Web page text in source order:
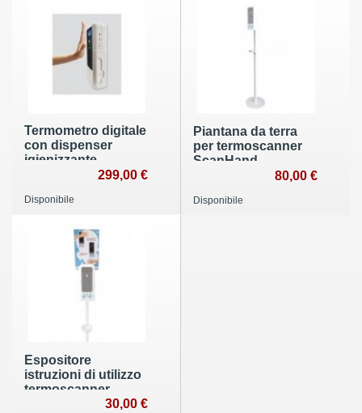
Termometro digitale
con dispenser
igienizzante
299,00 €
Disponibile
Piantana da terra
per termoscanner
ScanHand
80,00 €
Disponibile
Espositore
istruzioni di utilizzo
termoscanner
30,00 €